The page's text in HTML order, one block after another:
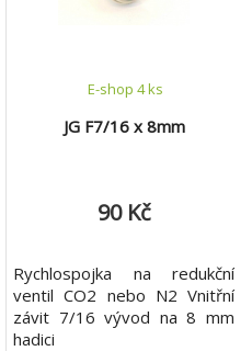
JG F7/16 x 8mm
E-shop 4 ks
90 Kč
Rychlospojka na redukční
ventil CO2 nebo N2 Vnitřní
závit 7/16 vývod na 8 mm
hadici